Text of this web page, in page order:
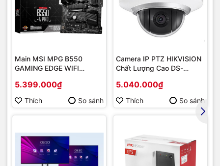
Main MSI MPG B550
GAMING EDGE WIFI
Socket AM4/ VGA
onboard)
5.399.000₫
Thích So sánh
Camera IP PTZ HIKVISION
Chất Lượng Cao DS-
5.040.000₫
Thích So sánh